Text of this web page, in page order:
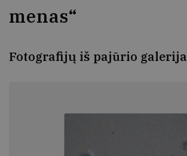
menas“
Fotografijų iš pajūrio galerija